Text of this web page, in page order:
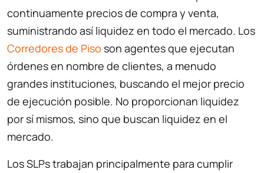
continuamente precios de compra y venta,
suministrando así liquidez en todo el mercado. Los
Corredores de Piso son agentes que ejecutan
órdenes en nombre de clientes, a menudo
grandes instituciones, buscando el mejor precio
de ejecución posible. No proporcionan liquidez
por sí mismos, sino que buscan liquidez en el
mercado.
Los SLPs trabajan principalmente para cumplir